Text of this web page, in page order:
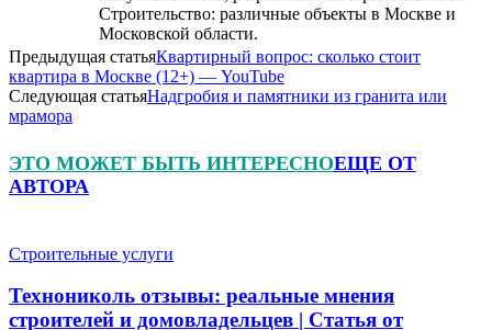
Строительство: различные объекты в Москве и
Московской области.
Предыдущая статьяКвартирный вопрос: сколько стоит
квартира в Москве (12+) — YouTube
Следующая статьяНадгробия и памятники из гранита или
мрамора
ЭТО МОЖЕТ БЫТЬ ИНТЕРЕСНОЕЩЕ ОТ
АВТОРА
Строительные услуги
Технониколь отзывы: реальные мнения
строителей и домовладельцев | Статья от